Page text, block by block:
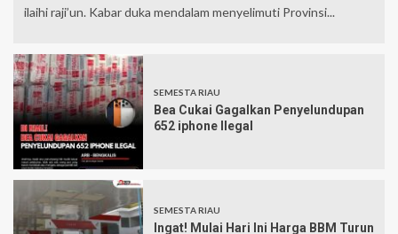
ilaihi raji’un. Kabar duka mendalam menyelimuti Provinsi...
SEMESTA RIAU
Bea Cukai Gagalkan Penyelundupan
652 iphone Ilegal
SEMESTA RIAU
Ingat! Mulai Hari Ini Harga BBM Turun